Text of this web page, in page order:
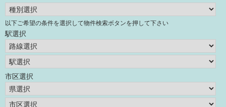
以下ご希望の条件を選択して物件検索ボタンを押して下さい
駅選択
市区選択